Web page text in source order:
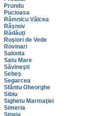
Prundu
Pucioasa
Râmnicu Vâlcea
Râşnov
Rădăuţi
Roşiori de Vede
Rovinari
Salonta
Satu Mare
Săvineşti
Sebeş
Segarcea
Sfântu Gheorghe
Sibiu
Sighetu Marmaţiei
Simeria
Sinaia